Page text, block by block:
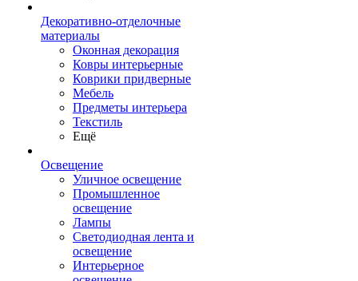
Декоративно-отделочные
материалы
Оконная декорация
Ковры интерьерные
Коврики придверные
Мебель
Предметы интерьера
Текстиль
Ещё
Освещение
Уличное освещение
Промышленное
освещение
Лампы
Светодиодная лента и
освещение
Интерьерное